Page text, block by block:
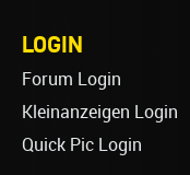
LOGIN
Forum Login
Kleinanzeigen Login
Quick Pic Login